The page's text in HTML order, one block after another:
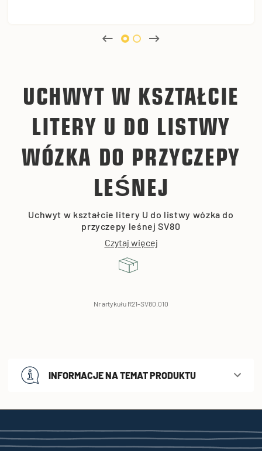
UCHWYT W KSZTAŁCIE
LITERY U DO LISTWY
WÓZKA DO PRZYCZEPY
LEŚNEJ
Uchwyt w kształcie litery U do listwy wózka do
przyczepy leśnej SV80
Czytaj więcej
Nr artykułu R21-SV80.010
INFORMACJE NA TEMAT PRODUKTU